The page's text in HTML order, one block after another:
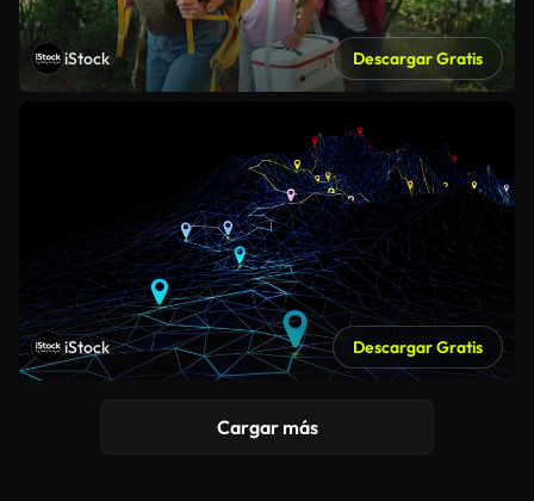
iStock Descargar Gratis
iStock Descargar Gratis
Cargar más